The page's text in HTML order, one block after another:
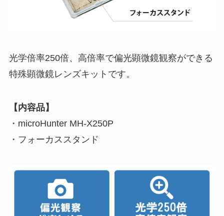
光学倍率250倍、高倍率で偏光顕微鏡観察ができる
特殊顕微鏡レンズキットです。
【内容品】
・microHunter MH-X250P
・フォーカススタンド